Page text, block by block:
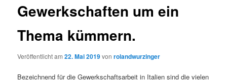
Gewerkschaften um ein
Thema kümmern.
Veröffentlicht am22. Mai 2019vonrolandwurzinger
Bezeichnend für die Gewerkschaftsarbeit in Italien sind die vielen